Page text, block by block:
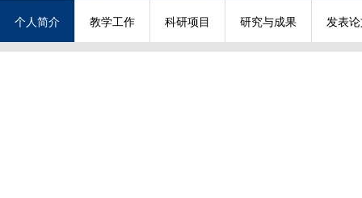
个人简介 教学工作 科研项目 研究与成果 发表